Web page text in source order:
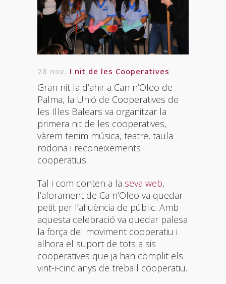
28 nov. I nit de les Cooperatives
Gran nit la d’ahir a Can n’Oleo de
Palma, la Unió de Cooperatives de
les Illes Balears va organitzar la
primera nit de les cooperatives,
vàrem tenim música, teatre, taula
rodona i reconeixements
cooperatius.
Tal i com conten a la seva web,
l’aforament de Ca n’Oleo va quedar
petit per l’afluència de públic. Amb
aquesta celebració va quedar palesa
la força del moviment cooperatiu i
alhora el suport de tots a sis
cooperatives que ja han complit els
vint-i-cinc anys de treball cooperatiu.